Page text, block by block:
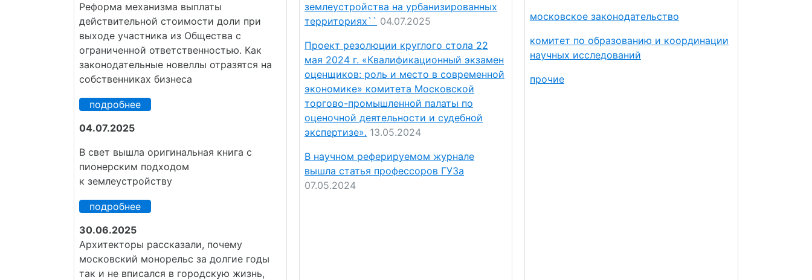
Реформа механизма выплаты
действительной стоимости доли при
выходе участника из Общества с
ограниченной ответственностью. Как
законодательные новеллы отразятся на
собственниках бизнеса
подробнее
04.07.2025
В свет вышла оригинальная книга с
пионерским подходом
к землеустройству
подробнее
30.06.2025
Архитекторы рассказали, почему
московский монорельс за долгие годы
так и не вписался в городскую жизнь,
землеустройства на урбанизированных
территориях`` 04.07.2025
Проект резолюции круглого стола 22
мая 2024 г. «Квалификационный экзамен
оценщиков: роль и место в современной
экономике» комитета Московской
торгово-промышленной палаты по
оценочной деятельности и судебной
экспертизе». 13.05.2024
В научном реферируемом журнале
вышла статья профессоров ГУЗа
07.05.2024
московское законодательство
комитет по образованию и координации
научных исследований
прочие